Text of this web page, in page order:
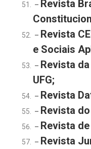
– Revista
– Revista
e Sociais
– Revista
UFG;
– Revista
– Revista
– Revista
– Revista